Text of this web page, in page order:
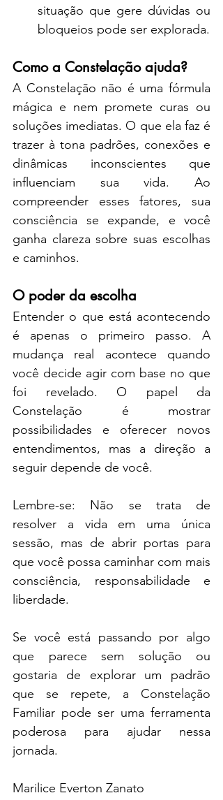
situação que gere dúvidas ou
bloqueios pode ser explorada.
Como a Constelação ajuda?
A Constelação não é uma fórmula
mágica e nem promete curas ou
soluções imediatas. O que ela faz é
trazer à tona padrões, conexões e
dinâmicas inconscientes que
influenciam sua vida. Ao
compreender esses fatores, sua
consciência se expande, e você
ganha clareza sobre suas escolhas
e caminhos.
O poder da escolha
Entender o que está acontecendo
é apenas o primeiro passo. A
mudança real acontece quando
você decide agir com base no que
foi revelado. O papel da
Constelação é mostrar
possibilidades e oferecer novos
entendimentos, mas a direção a
seguir depende de você.
Lembre-se: Não se trata de
resolver a vida em uma única
sessão, mas de abrir portas para
que você possa caminhar com mais
consciência, responsabilidade e
liberdade.
Se você está passando por algo
que parece sem solução ou
gostaria de explorar um padrão
que se repete, a Constelação
Familiar pode ser uma ferramenta
poderosa para ajudar nessa
jornada.
Marilice Everton Zanato